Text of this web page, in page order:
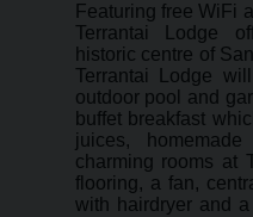
Featuring free WiFi
Terrantai Lodge
historic centre of
Terrantai Lodge
outdoor pool and
buffet breakfast
juices,
charming rooms at
flooring, a fan,
with hairdryer and